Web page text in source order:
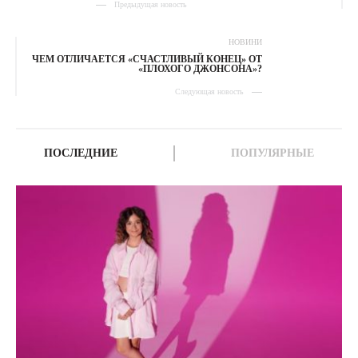
Предыдущая новость
НОВИНИ
ЧЕМ ОТЛИЧАЕТСЯ «СЧАСТЛИВЫЙ КОНЕЦ» ОТ
«ПЛОХОГО ДЖОНСОНА»?
Следующая новость
ПОСЛЕДНИЕ ПОПУЛЯРНЫЕ